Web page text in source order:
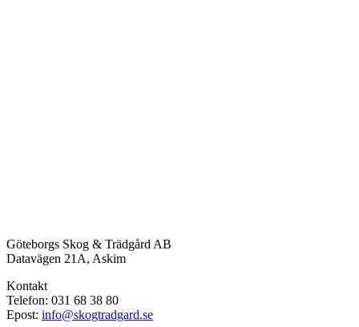
Göteborgs Skog & Trädgård AB
Datavägen 21A, Askim
Kontakt
Telefon: 031 68 38 80
Epost: info@skogtradgard.se